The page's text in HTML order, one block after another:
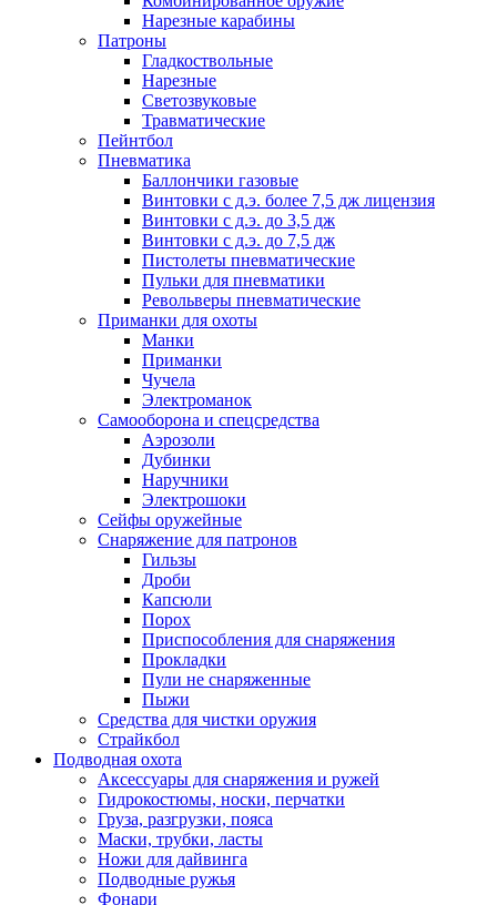
Нарезные карабины
Патроны
Гладкоствольные
Нарезные
Светозвуковые
Травматические
Пейнтбол
Пневматика
Баллончики газовые
Винтовки с д.э. более 7,5 дж лицензия
Винтовки с д.э. до 3,5 дж
Винтовки с д.э. до 7,5 дж
Пистолеты пневматические
Пульки для пневматики
Револьверы пневматические
Приманки для охоты
Манки
Приманки
Чучела
Электроманок
Самооборона и спецсредства
Аэрозоли
Дубинки
Наручники
Электрошоки
Сейфы оружейные
Снаряжение для патронов
Гильзы
Дроби
Капсюли
Порох
Приспособления для снаряжения
Прокладки
Пули не снаряженные
Пыжи
Средства для чистки оружия
Страйкбол
Подводная охота
Аксессуары для снаряжения и ружей
Гидрокостюмы, носки, перчатки
Груза, разгрузки, пояса
Маски, трубки, ласты
Ножи для дайвинга
Подводные ружья
Фонари